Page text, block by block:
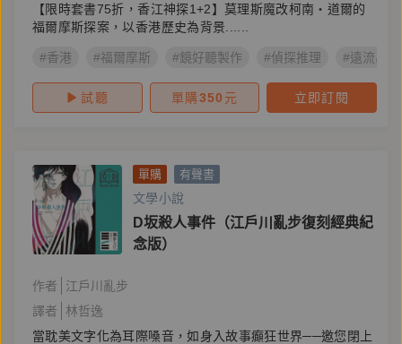
【限時套書75折，香江神探1+2】莫理斯魔改柯南‧道爾的
福爾摩斯探案，以香港歷史為背景......
#香港 #福爾摩斯 #鏡好聽製作 #偵探推理 #遠流出版
試聽 單購350 元 立即訂閱
單購 有聲書
文學小說
D坂殺人事件（江戶川亂步復刻經典紀
念版）
作者
江戶川亂步
譯者
林哲逸
當耽美文字化為耳際嗓音，如身入故事癲狂世界──邀您閉上